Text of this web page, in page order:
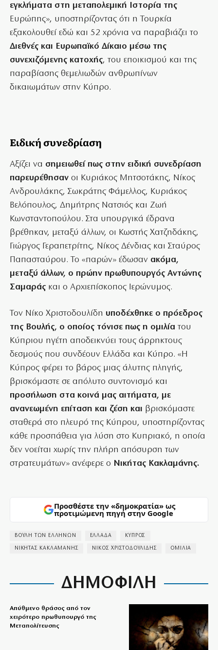
εγκλήματα στη μεταπολεμική Ιστορία της
Ευρώπης», υποστηρίζοντας ότι η Τουρκία
εξακολουθεί εδώ και 52 χρόνια να παραβιάζει το
Διεθνές και Ευρωπαϊκό Δίκαιο μέσω της
συνεχιζόμενης κατοχής, του εποικισμού και της
παραβίασης θεμελιωδών ανθρωπίνων
δικαιωμάτων στην Κύπρο.
Ειδική συνεδρίαση
Αξίζει να σημειωθεί πως στην ειδική συνεδρίαση
παρευρέθησαν οι Κυριάκος Μητσοτάκης, Νίκος
Ανδρουλάκης, Σωκράτης Φάμελλος, Κυριάκος
Βελόπουλος, Δημήτρης Νατσιός και Ζωή
Κωνσταντοπούλου. Στα υπουργικά έδρανα
βρέθηκαν, μεταξύ άλλων, οι Κωστής Χατζηδάκης,
Γιώργος Γεραπετρίτης, Νίκος Δένδιας και Σταύρος
Παπασταύρου. Το «παρών» έδωσαν ακόμα,
μεταξύ άλλων, ο πρώην πρωθυπουργός Αντώνης
Σαμαράς και ο Αρχιεπίσκοπος Ιερώνυμος.
Τον Νίκο Χριστοδουλίδη υποδέχθηκε ο πρόεδρος
της Βουλής, ο οποίος τόνισε πως η ομιλία του
Κύπριου ηγέτη αποδεικνύει τους άρρηκτους
δεσμούς που συνδέουν Ελλάδα και Κύπρο. «Η
Κύπρος φέρει το βάρος μιας άλυτης πληγής,
βρισκόμαστε σε απόλυτο συντονισμό και
προσήλωση στα κοινά μας αιτήματα, με
ανανεωμένη επίταση και ζέση και βρισκόμαστε
σταθερά στο πλευρό της Κύπρου, υποστηρίζοντας
κάθε προσπάθεια για λύση στο Κυπριακό, η οποία
δεν νοείται χωρίς την πλήρη απόσυρση των
στρατευμάτων» ανέφερε ο Νικήτας Κακλαμάνης.
Προσθέστε την «δημοκρατία» ως
προτιμώμενη πηγή στην Google
ΒΟΥΛΗ ΤΩΝ ΕΛΛΗΝΩΝ ΕΛΛΑΔΑ ΚΥΠΡΟΣ
ΝΙΚΗΤΑΣ ΚΑΚΛΑΜΑΝΗΣ ΝΙΚΟΣ ΧΡΙΣΤΟΔΟΥΛΙΔΗΣ ΟΜΙΛΙΑ
ΔΗΜΟΦΙΛΗ
Απύθμενο θράσος από τον
χειρότερο πρωθυπουργό της
Μεταπολίτευσης